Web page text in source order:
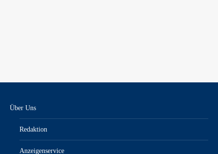
Über Uns
Redaktion
Anzeigenservice